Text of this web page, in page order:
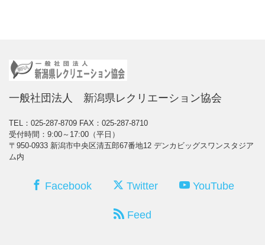
一般社団法人 新潟県レクリエーション協会
TEL：025-287-8709 FAX：025-287-8710
受付時間：9:00～17:00（平日）
〒950-0933 新潟市中央区清五郎67番地12 デンカビッグスワンスタジア
ム内
Facebook Twitter YouTube
Feed